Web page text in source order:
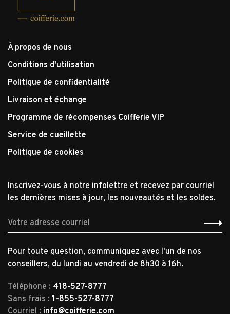
À propos de nous
Conditions d'utilisation
Politique de confidentialité
Livraison et échange
Programme de récompenses Coifferie VIP
Service de cueillette
Politique de cookies
Inscrivez-vous à notre infolettre et recevez par courriel
les dernières mises à jour, les nouveautés et les soldes.
Pour toute question, communiquez avec l'un de nos
conseillers, du lundi au vendredi de 8h30 à 16h.
Téléphone : 418-527-8777
Sans frais : 1-855-527-8777
Courriel : info@coifferie.com